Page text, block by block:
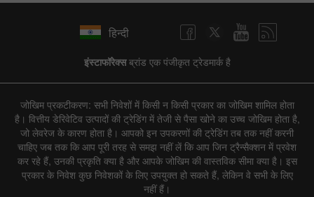
हिन्दी
इंस्टाफॉरेक्सब्रांड एक पंजीकृत ट्रेडमार्क है
जोखिम प्रकटीकरण: सभी निवेशों में किसी न किसी प्रकार का जोखिम शामिल होता
है। वित्तीय डेरिवेटिव उत्पादों की ट्रेडिंग में तेजी से पैसा खोने का उच्च जोखिम होता है,
जो लेवरेज के कारण होता है। आपको इन उपकरणों की ट्रेडिंग तब तक नहीं करनी
चाहिए जब तक कि आप पूरी तरह से समझ नहीं लें कि आप जिन ट्रैन्सैक्शन में प्रवेश
कर रहे हैं, उनकी प्रकृति क्या है और आपके जोखिम की वास्तविक सीमा क्या है। इस
प्रकार के निवेश कुछ निवेशकों के लिए उपयुक्त हो सकते हैं, लेकिन वे सभी के लिए
नहीं हैं।